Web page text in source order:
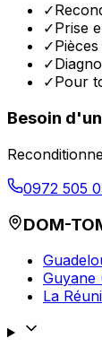
✓
✓Prise
✓
✓
✓Pour
Besoin
0972 505
DOM-
Guyane
La